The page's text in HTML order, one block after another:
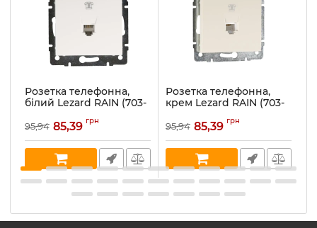
Розетка телефонна,
білий Lezard RAIN (703-
Артикул:703-0288-137
В наявності:2
95,94 85,39 грн
Розетка телефонна,
крем Lezard RAIN (703-
Артикул:703-0388-137
В наявності:3
95,94 85,39 грн